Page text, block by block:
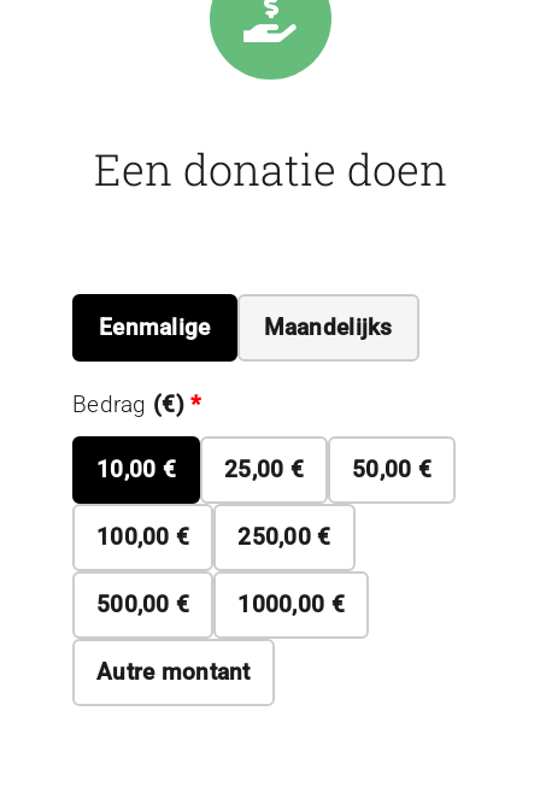
Een donatie doen
Eenmalige Maandelijks
Bedrag (€)*
10,00 € 25,00 € 50,00 €
100,00 € 250,00 €
500,00 € 1000,00 €
Autre montant